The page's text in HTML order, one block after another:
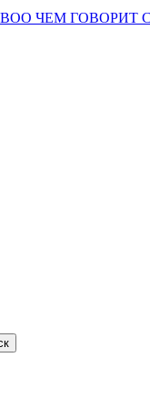
О ЧЕМ ГОВОРИТ